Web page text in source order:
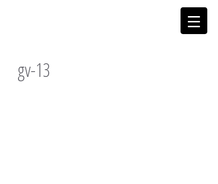
gv-13